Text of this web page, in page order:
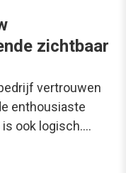
zichtbaar
vertrouwen
enthousiaste
is ook logisch.…